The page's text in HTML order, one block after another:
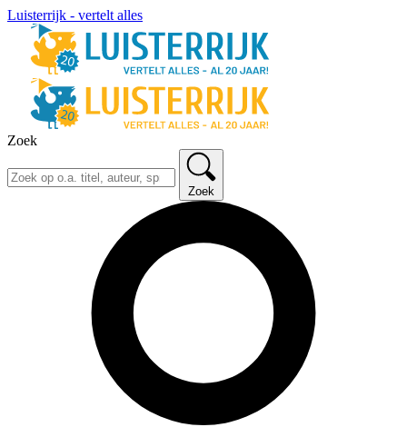
Luisterrijk - vertelt alles
Zoek
Zoek